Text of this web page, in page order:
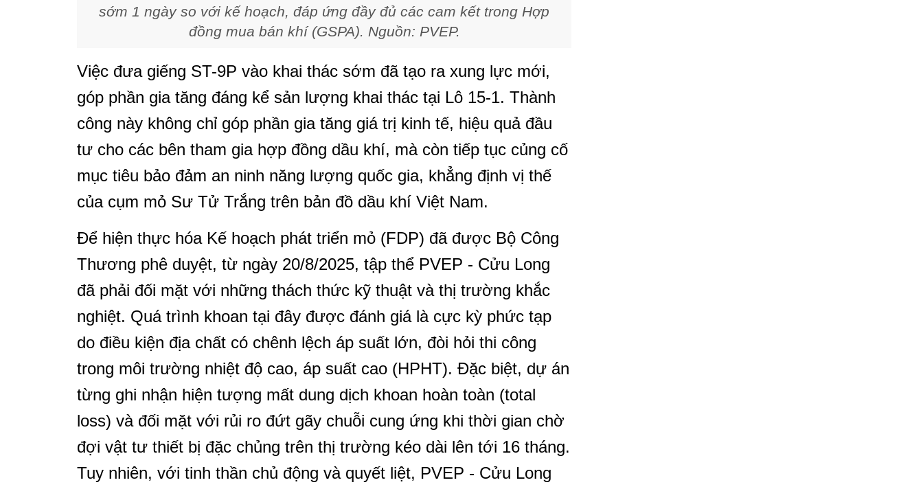
sớm 1 ngày so với kế hoạch, đáp ứng đầy đủ các cam kết trong Hợp
đồng mua bán khí (GSPA). Nguồn: PVEP.
Việc đưa giếng ST-9P vào khai thác sớm đã tạo ra xung lực mới,
góp phần gia tăng đáng kể sản lượng khai thác tại Lô 15-1. Thành
công này không chỉ góp phần gia tăng giá trị kinh tế, hiệu quả đầu
tư cho các bên tham gia hợp đồng dầu khí, mà còn tiếp tục củng cố
mục tiêu bảo đảm an ninh năng lượng quốc gia, khẳng định vị thế
của cụm mỏ Sư Tử Trắng trên bản đồ dầu khí Việt Nam.
Để hiện thực hóa Kế hoạch phát triển mỏ (FDP) đã được Bộ Công
Thương phê duyệt, từ ngày 20/8/2025, tập thể PVEP - Cửu Long
đã phải đối mặt với những thách thức kỹ thuật và thị trường khắc
nghiệt. Quá trình khoan tại đây được đánh giá là cực kỳ phức tạp
do điều kiện địa chất có chênh lệch áp suất lớn, đòi hỏi thi công
trong môi trường nhiệt độ cao, áp suất cao (HPHT). Đặc biệt, dự án
từng ghi nhận hiện tượng mất dung dịch khoan hoàn toàn (total
loss) và đối mặt với rủi ro đứt gãy chuỗi cung ứng khi thời gian chờ
đợi vật tư thiết bị đặc chủng trên thị trường kéo dài lên tới 16 tháng.
Tuy nhiên, với tinh thần chủ động và quyết liệt, PVEP - Cửu Long